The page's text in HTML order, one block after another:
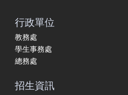
行政單位
教務處
學生事務處
總務處
招生資訊